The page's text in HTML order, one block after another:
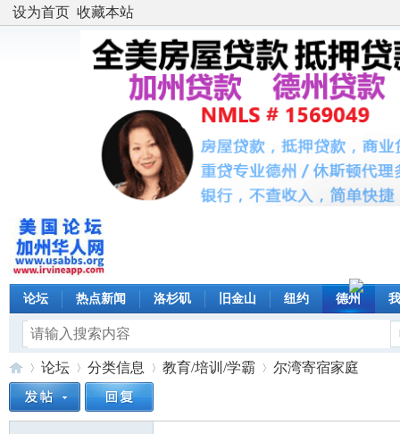
设为首页 收藏本站
论坛 热点新闻 洛杉矶 旧金山 纽约 德州
论坛 分类信息 教育/培训/学霸 尔湾寄宿家庭